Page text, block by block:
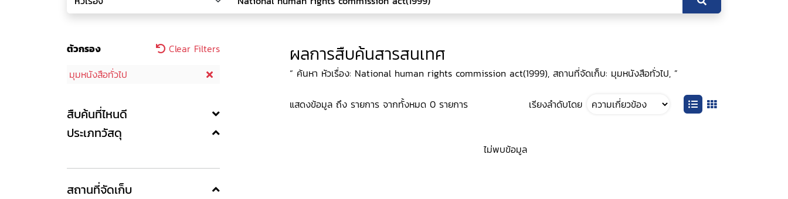
ตัวกรอง
Clear Filters
มุมหนังสือทั่วไป
สืบค้นที่ไหนดี
ประเภทวัสดุ
สถานที่จัดเก็บ
ผลการสืบค้นสารสนเทศ
“ ค้นหา หัวเรื่อง: National human rights commission act(1999), สถานที่จัดเก็บ: มุมหนังสือทั่วไป, ”
แสดงข้อมูล ถึง รายการ จากทั้งหมด 0 รายการ เรียงลำดับโดย
ไม่พบข้อมูล